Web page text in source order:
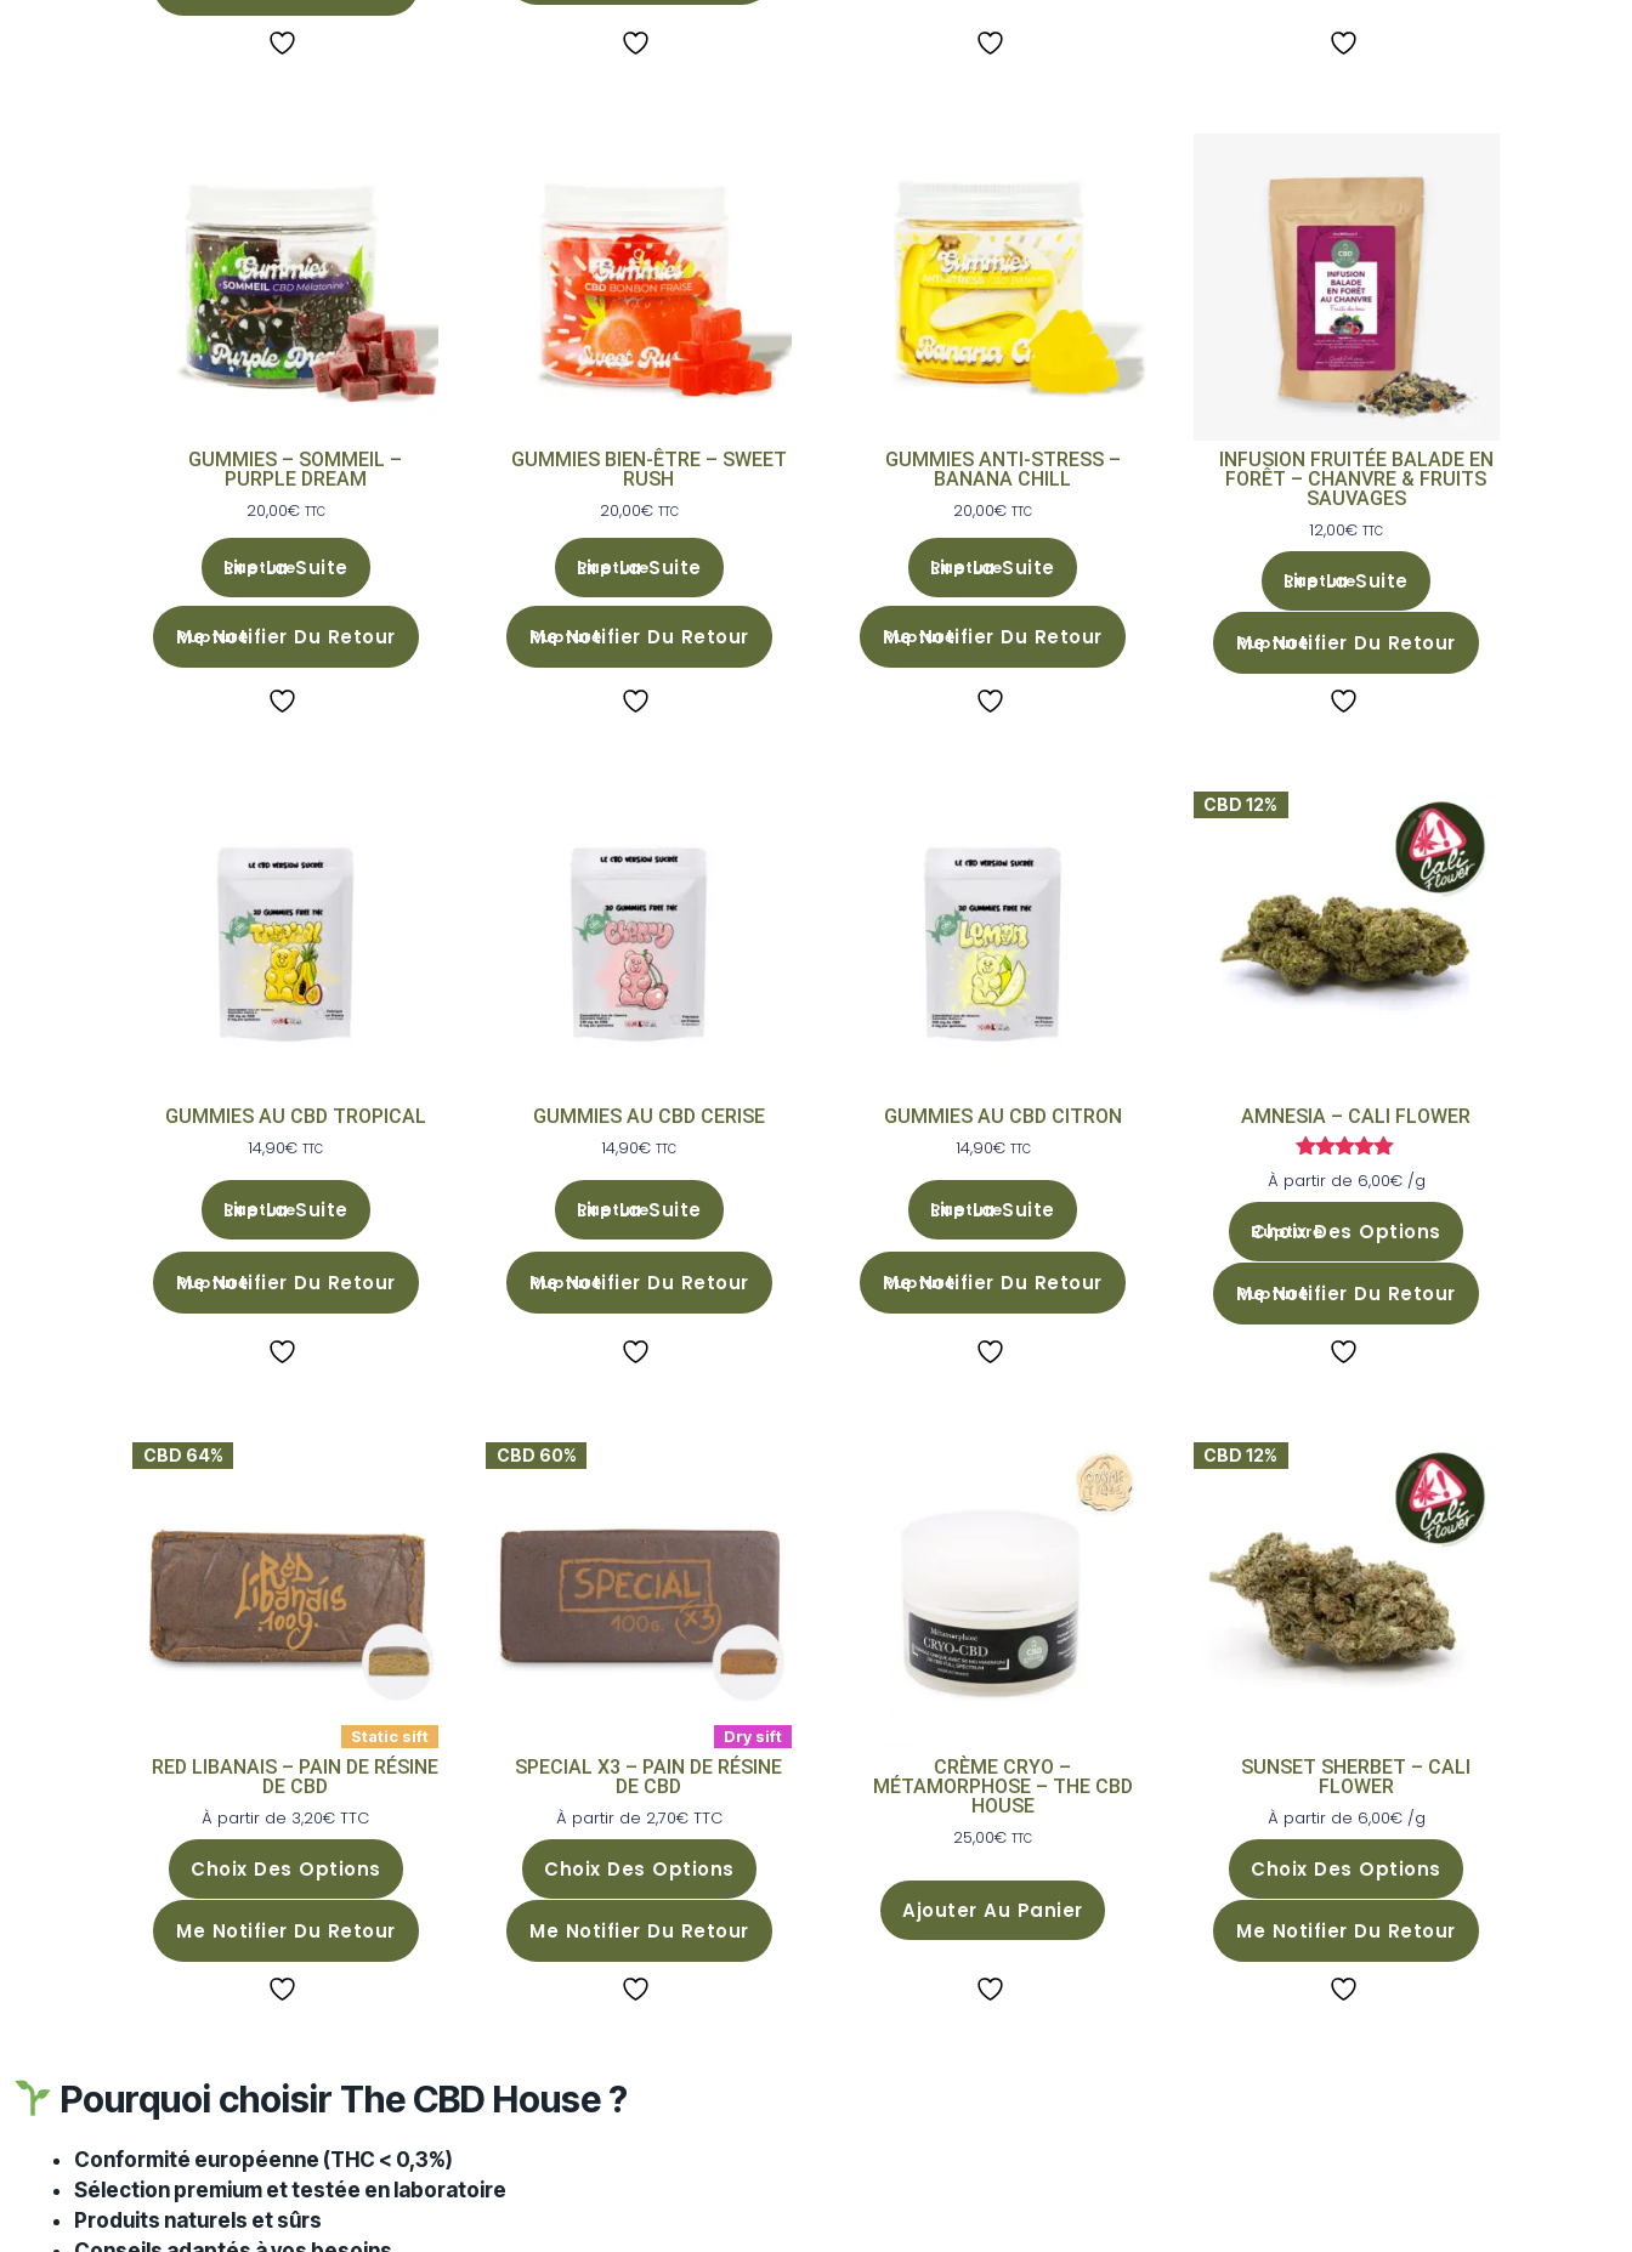
-
GUMMIES – SOMMEIL –
PURPLE DREAM
20,00€ TTC
Lire La Suite
Me Notifier Du Retour
GUMMIES BIEN-ÊTRE – SWEET
RUSH
20,00€ TTC
Lire La Suite
Me Notifier Du Retour
GUMMIES ANTI-STRESS –
BANANA CHILL
20,00€ TTC
Lire La Suite
Me Notifier Du Retour
INFUSION FRUITÉE BALADE EN
FORÊT – CHANVRE & FRUITS
SAUVAGES
12,00€ TTC
Lire La Suite
Me Notifier Du Retour
GUMMIES AU CBD TROPICAL
14,90€ TTC
Lire La Suite
Me Notifier Du Retour
GUMMIES AU CBD CERISE
14,90€ TTC
Lire La Suite
Me Notifier Du Retour
GUMMIES AU CBD CITRON
14,90€ TTC
Lire La Suite
Me Notifier Du Retour
CBD 12%
AMNESIA – CALI FLOWER
Note
5.00
À partir de 6,00€ /g
Choix Des Options
Me Notifier Du Retour
Static sift
CBD 64%
RED LIBANAIS – PAIN DE RÉSINE
DE CBD
À partir de 3,20€ TTC
Choix Des Options
Me Notifier Du Retour
Dry sift
CBD 60%
SPECIAL X3 – PAIN DE RÉSINE
DE CBD
À partir de 2,70€TTC
Choix Des Options
Me Notifier Du Retour
CRÈME CRYO –
MÉTAMORPHOSE – THE CBD
HOUSE
25,00€ TTC
Ajouter Au Panier
CBD 12%
SUNSET SHERBET – CALI
FLOWER
À partir de 6,00€ /g
Choix Des Options
Me Notifier Du Retour
Pourquoi choisir The CBD House ?
Conformité européenne (THC < 0,3%)
Sélection premium et testée en laboratoire
Produits naturels et sûrs